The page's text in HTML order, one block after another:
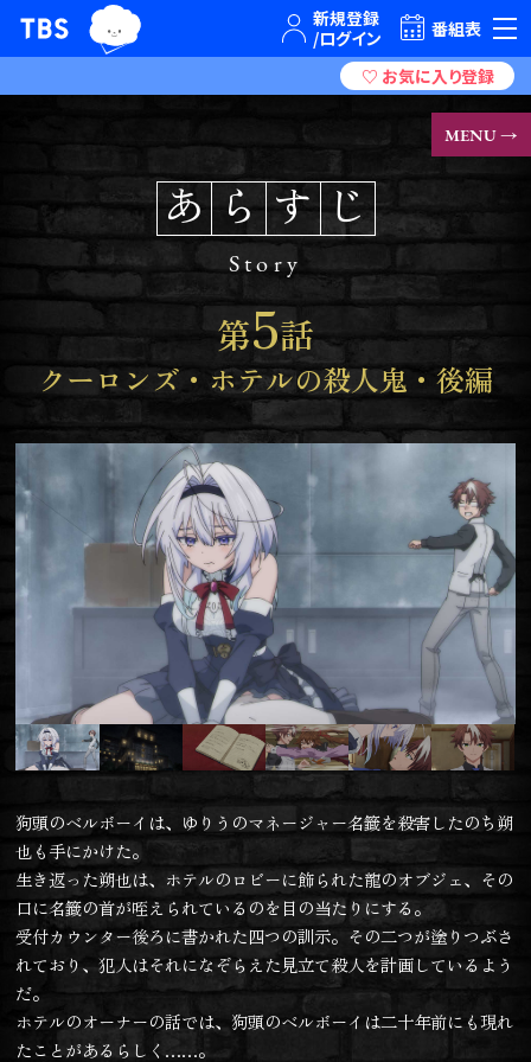
TBSテレビ｜ときめくときを。
TBSグループキャラクター『ワクティ』番組表
MENU →
あ ら す じ
Story
第5話
クーロンズ・ホテルの殺人鬼・後編
狗頭のベルボーイは、ゆりうのマネージャー名籤を殺害したのち朔
也も手にかけた。
生き返った朔也は、ホテルのロビーに飾られた龍のオブジェ、その
口に名籤の首が咥えられているのを目の当たりにする。
受付カウンター後ろに書かれた四つの訓示。その二つが塗りつぶさ
れており、犯人はそれになぞらえた見立て殺人を計画しているよう
だ。
ホテルのオーナーの話では、狗頭のベルボーイは二十年前にも現れ
たことがあるらしく……。